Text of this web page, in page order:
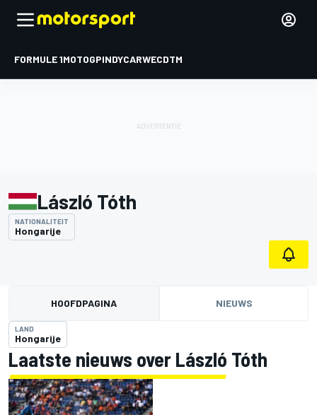
FORMULE 1MOTOGPINDYCARWECDTM
László Tóth
NATIONALITEIT
Hongarije
HOOFDPAGINA NIEUWS
LAND
Hongarije
Laatste nieuws over László Tóth